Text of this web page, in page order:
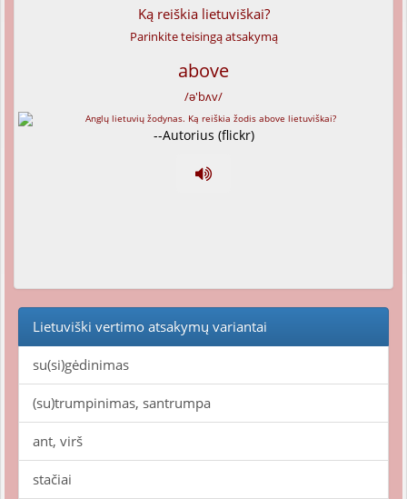
Ką reiškia lietuviškai?
Parinkite teisingą atsakymą
above
/ə'bʌv/
--Autorius (flickr)
Lietuviški vertimo atsakymų variantai
su(si)gėdinimas
(su)trumpinimas, santrumpa
ant, virš
stačiai